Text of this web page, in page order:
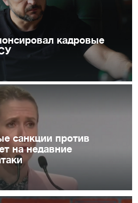
кадровые
санкции против
на недавние